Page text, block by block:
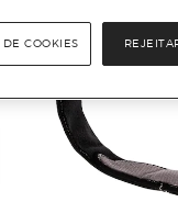
COOKIES